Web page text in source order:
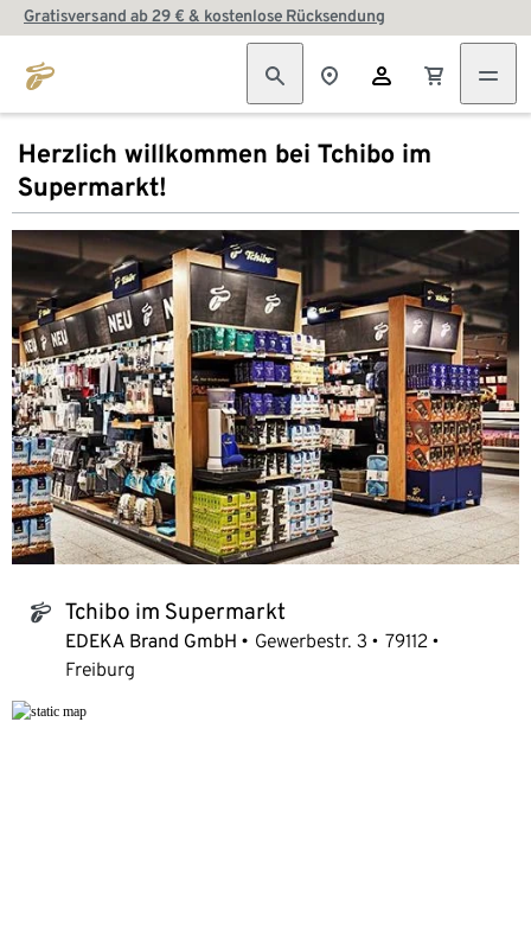
Gratisversand ab 29 € & kostenlose Rücksendung
Herzlich willkommen bei Tchibo im
Supermarkt!
tchibo_logo Tchibo im Supermarkt
EDEKA Brand GmbH Gewerbestr. 3
79112
Freiburg